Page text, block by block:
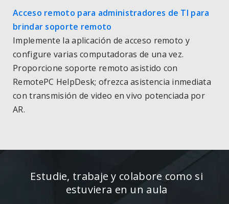
Acceso remoto para administradores de TI para
brindar soporte remoto
Implemente la aplicación de acceso remoto y
configure varias computadoras de una vez.
Proporcione soporte remoto asistido con
RemotePC HelpDesk; ofrezca asistencia inmediata
con transmisión de video en vivo potenciada por
AR.
Estudie, trabaje y colabore como si
estuviera en un aula